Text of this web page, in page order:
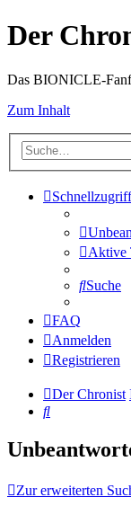
Der
Das BIONICLE-
Zum Inhalt
Schnellzugriff
Aktive
Suche
FAQ
Anmelden
Registrieren
Der Chronist
Suche
Zur erweiterten